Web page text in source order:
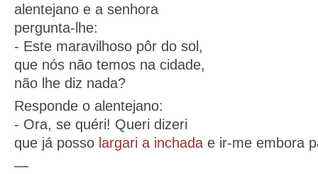
alentejano e a senhora
pergunta-lhe:
- Este maravilhoso pôr do sol,
que nós não temos na cidade,
não lhe diz nada?
Responde o alentejano:
- Ora, se quéri! Queri dizeri
que já posso largari a inchada e ir-me embora
—